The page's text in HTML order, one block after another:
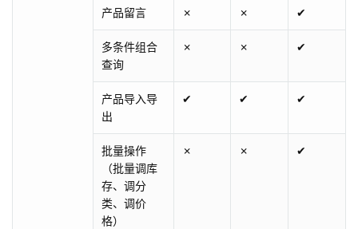
产品留言 ✗ ✗ ✔
多条件组合
查询
✗ ✗ ✔
产品导入导
出
✔ ✔ ✔
批量操作
（批量调库
存、调分
类、调价
格）
✗ ✗ ✔